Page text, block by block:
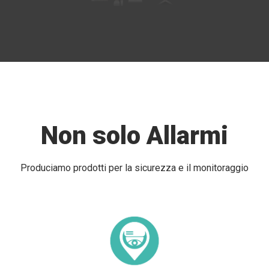
Non solo Allarmi
Produciamo prodotti per la sicurezza e il monitoraggio